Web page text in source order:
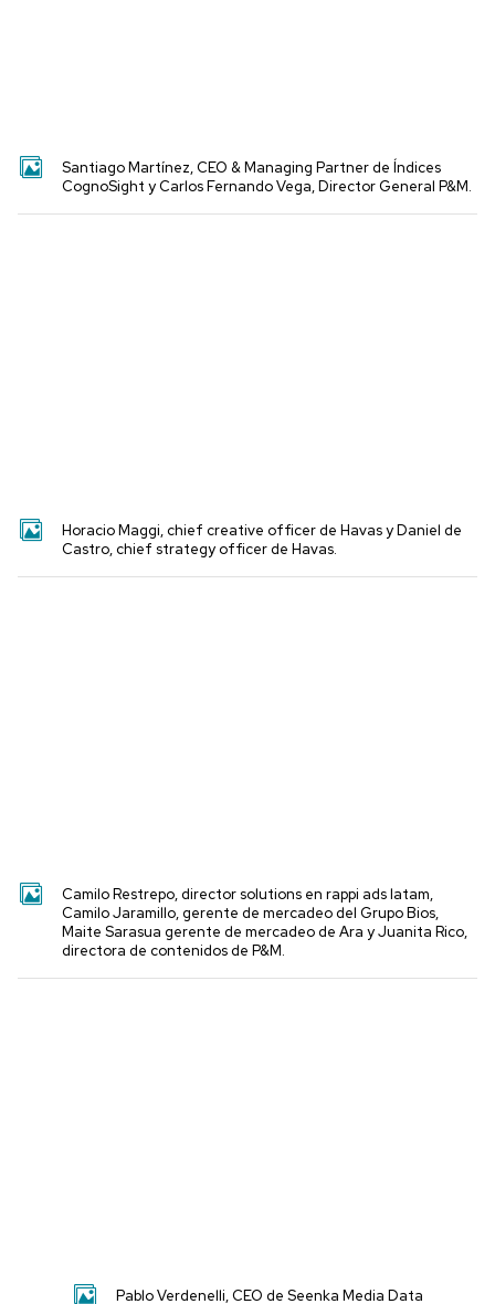
Santiago Martínez, CEO & Managing Partner de Índices
CognoSight y Carlos Fernando Vega, Director General P&M.
Horacio Maggi, chief creative officer de Havas y Daniel de
Castro, chief strategy officer de Havas.
Camilo Restrepo, director solutions en rappi ads latam,
Camilo Jaramillo, gerente de mercadeo del Grupo Bios,
Maite Sarasua gerente de mercadeo de Ara y Juanita Rico,
directora de contenidos de P&M.
Pablo Verdenelli, CEO de Seenka Media Data